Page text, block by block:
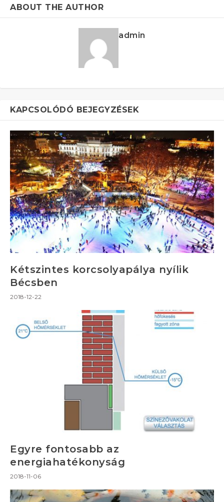
ABOUT THE AUTHOR
admin
KAPCSOLÓDÓ BEJEGYZÉSEK
Kétszintes korcsolyapálya nyílik
Bécsben
2018-12-22
Egyre fontosabb az
energiahatékonyság
2018-11-06